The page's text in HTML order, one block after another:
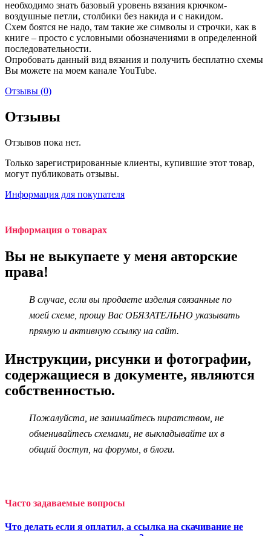
необходимо знать базовый уровень вязания крючком-
воздушные петли, столбики без накида и с накидом.
Схем боятся не надо, там такие же символы и строчки, как в
книге – просто с условными обозначениями в определенной
последовательности.
Опробовать данный вид вязания и получить бесплатно схемы
Вы можете на моем канале YouTube.
Отзывы (0)
Отзывы
Отзывов пока нет.
Только зарегистрированные клиенты, купившие этот товар,
могут публиковать отзывы.
Информация для покупателя
Информация о товарах
Вы не выкупаете у меня авторские
права!
В случае, если вы продаете изделия связанные по
моей схеме, прошу Вас ОБЯЗАТЕЛЬНО указывать
прямую и активную ссылку на сайт.
Инструкции, рисунки и фотографии,
содержащиеся в документе, являются
собственностью.
Пожалуйста, не занимайтесь пиратством, не
обменивайтесь схемами, не выкладывайте их в
общий доступ, на форумы, в блоги.
Часто задаваемые вопросы
Что делать если я оплатил, а ссылка на скачивание не